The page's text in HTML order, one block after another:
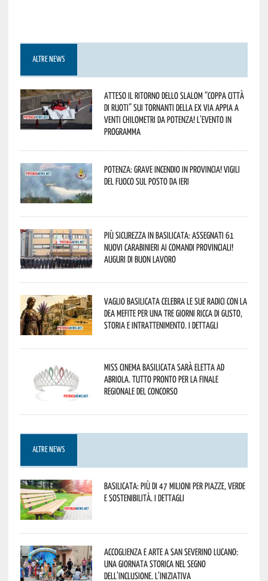
ALTRE NEWS
Atteso il ritorno dello slalom “Coppa Città
di Ruoti” sui tornanti della ex via Appia a
venti chilometri da Potenza! L’evento in
programma
Potenza: grave incendio in Provincia! Vigili
del fuoco sul posto da ieri
Più sicurezza in Basilicata: assegnati 61
nuovi Carabinieri ai Comandi provinciali!
Auguri di buon lavoro
Vaglio Basilicata celebra le sue radici con la
Dea Mefite per una tre giorni ricca di gusto,
storia e intrattenimento. I dettagli
Miss Cinema Basilicata sarà eletta ad
Abriola. Tutto pronto per la finale
regionale del concorso
ALTRE NEWS
Basilicata: più di 47 milioni per piazze, verde
e sostenibilità. I dettagli
Accoglienza e arte a San Severino Lucano:
una giornata storica nel segno
dell’inclusione. L’iniziativa